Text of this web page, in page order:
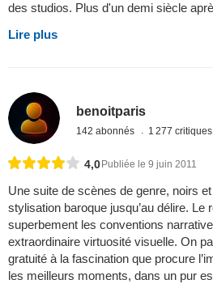
des studios. Plus d'un demi siècle
Lire plus
benoitparis
142 abonnés 1 277 critiques
4,0 Publiée le 9 juin 2011
Une suite de scènes de genre, noirs
stylisation baroque jusqu’au délire. Le
superbement les conventions
extraordinaire virtuosité visuelle. On
gratuité à la fascination que procure
les meilleurs moments, dans un pur